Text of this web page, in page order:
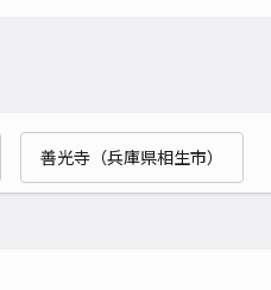
善光寺（兵庫県相生市）